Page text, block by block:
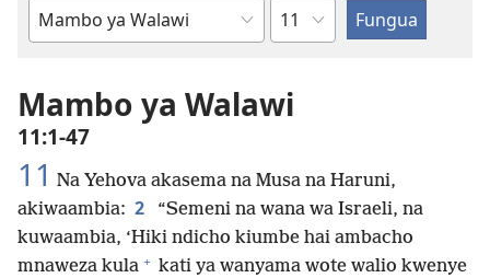
Kitabu
Biblia
Sura
Mambo ya Walawi
11:1-47
11 Na Yehova akasema na Musa na Haruni,
akiwaambia: 2
“Semeni na wana wa Israeli, na
kuwaambia, ‘Hiki ndicho kiumbe hai ambacho
mnaweza kula + kati ya wanyama wote walio kwenye